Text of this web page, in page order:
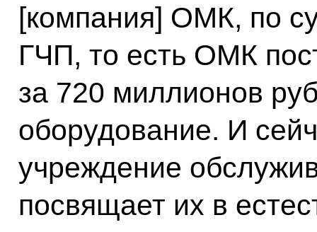
[компания] ОМК, по
ГЧП, то есть ОМК
за 720 миллионов
оборудование. И
учреждение
посвящает их в